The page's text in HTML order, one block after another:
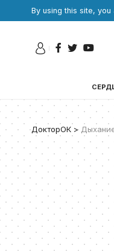
By using this site,
ДокторОК >